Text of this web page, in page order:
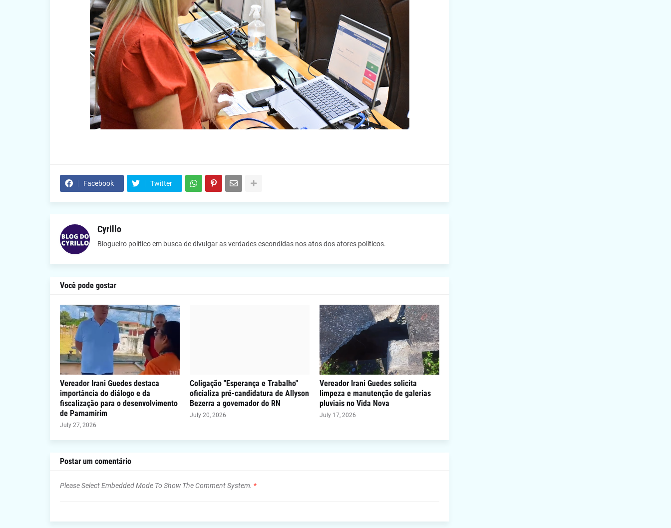
Facebook Twitter
Cyrillo
Blogueiro político em busca de divulgar as verdades escondidas nos atos dos atores políticos.
Você pode gostar
Vereador Irani Guedes destaca
importância do diálogo e da
fiscalização para o desenvolvimento
de Parnamirim
July 27, 2026
Coligação "Esperança e Trabalho"
oficializa pré-candidatura de Allyson
Bezerra a governador do RN
July 20, 2026
Vereador Irani Guedes solicita
limpeza e manutenção de galerias
pluviais no Vida Nova
July 17, 2026
Postar um comentário
Please Select Embedded Mode To Show The Comment System. *